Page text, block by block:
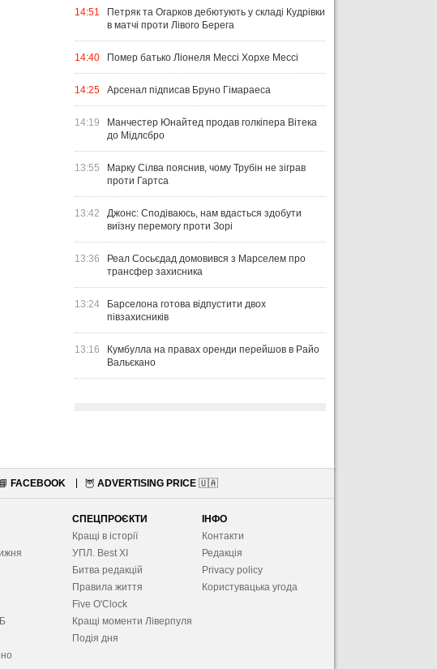
14:51
Петряк та Огарков дебютують у складі Кудрівки
в матчі проти Лівого Берега
14:40 Помер батько Ліонеля Мессі Хорхе Мессі
14:25 Арсенал підписав Бруно Гімараеса
14:19
Манчестер Юнайтед продав голкіпера Вітека
до Мідлсбро
13:55
Марку Сілва пояснив, чому Трубін не зіграв
проти Гартса
13:42
Джонс: Сподіваюсь, нам вдасться здобути
виїзну перемогу проти Зорі
13:36
Реал Сосьєдад домовився з Марселем про
трансфер захисника
13:24
Барселона готова відпустити двох
півзахисників
13:16
Кумбулла на правах оренди перейшов в Райо
Вальєкано
📘 FACEBOOK 🦉 ADVERTISING PRICE 🇺🇦
СПЕЦПРОЄКТИ
Кращі в історії
УПЛ. Best XІ
Битва редакцій
Правила життя
Five O'Clock
Кращі моменти Ліверпуля
Подія дня
ІНФО
Контакти
Редакція
Privacy policy
Користувацька угода